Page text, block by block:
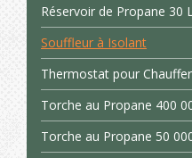
Réservoir de Propane 30
Souffleur à Isolant
Thermostat pour
Torche au Propane 400
Torche au Propane 50